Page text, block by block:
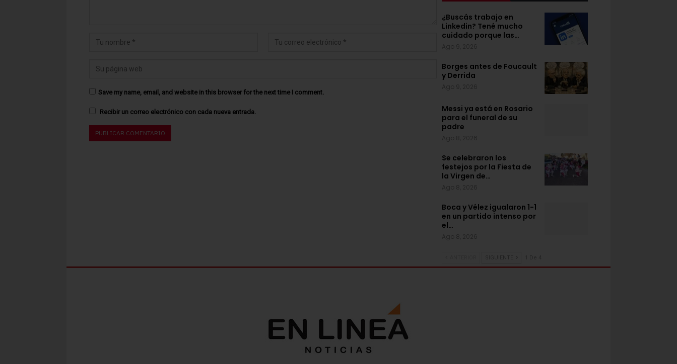
Save my name, email, and website in this browser for the next time I comment.
Recibir un correo electrónico con cada nueva entrada.
¿Buscás trabajo en
Linkedin? Tené mucho
cuidado porque las…
Borges antes de Foucault
y Derrida
Messi ya está en Rosario
para el funeral de su
padre
Se celebraron los
festejos por la Fiesta de
la Virgen de…
Boca y Vélez igualaron 1-1
en un partido intenso por
el…